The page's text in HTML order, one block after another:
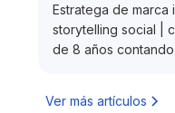
Estratega de marca
storytelling social |
de 8 años
Ver más artículos